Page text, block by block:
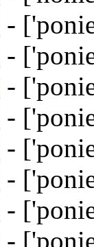
-
-
-
-
-
-
-
-